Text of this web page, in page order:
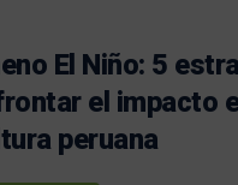
El Niño: 5
el impacto
peruana